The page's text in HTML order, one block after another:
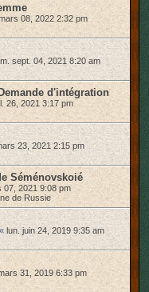
08, 2022 2:32 pm
sept. 04, 2021 8:20 am
d'intégration
26, 2021 3:17 pm
23, 2021 2:15 pm
Séménovskoié
07, 2021 9:08 pm
de Russie
« lun. juin 24, 2019 9:35 am
31, 2019 6:33 pm